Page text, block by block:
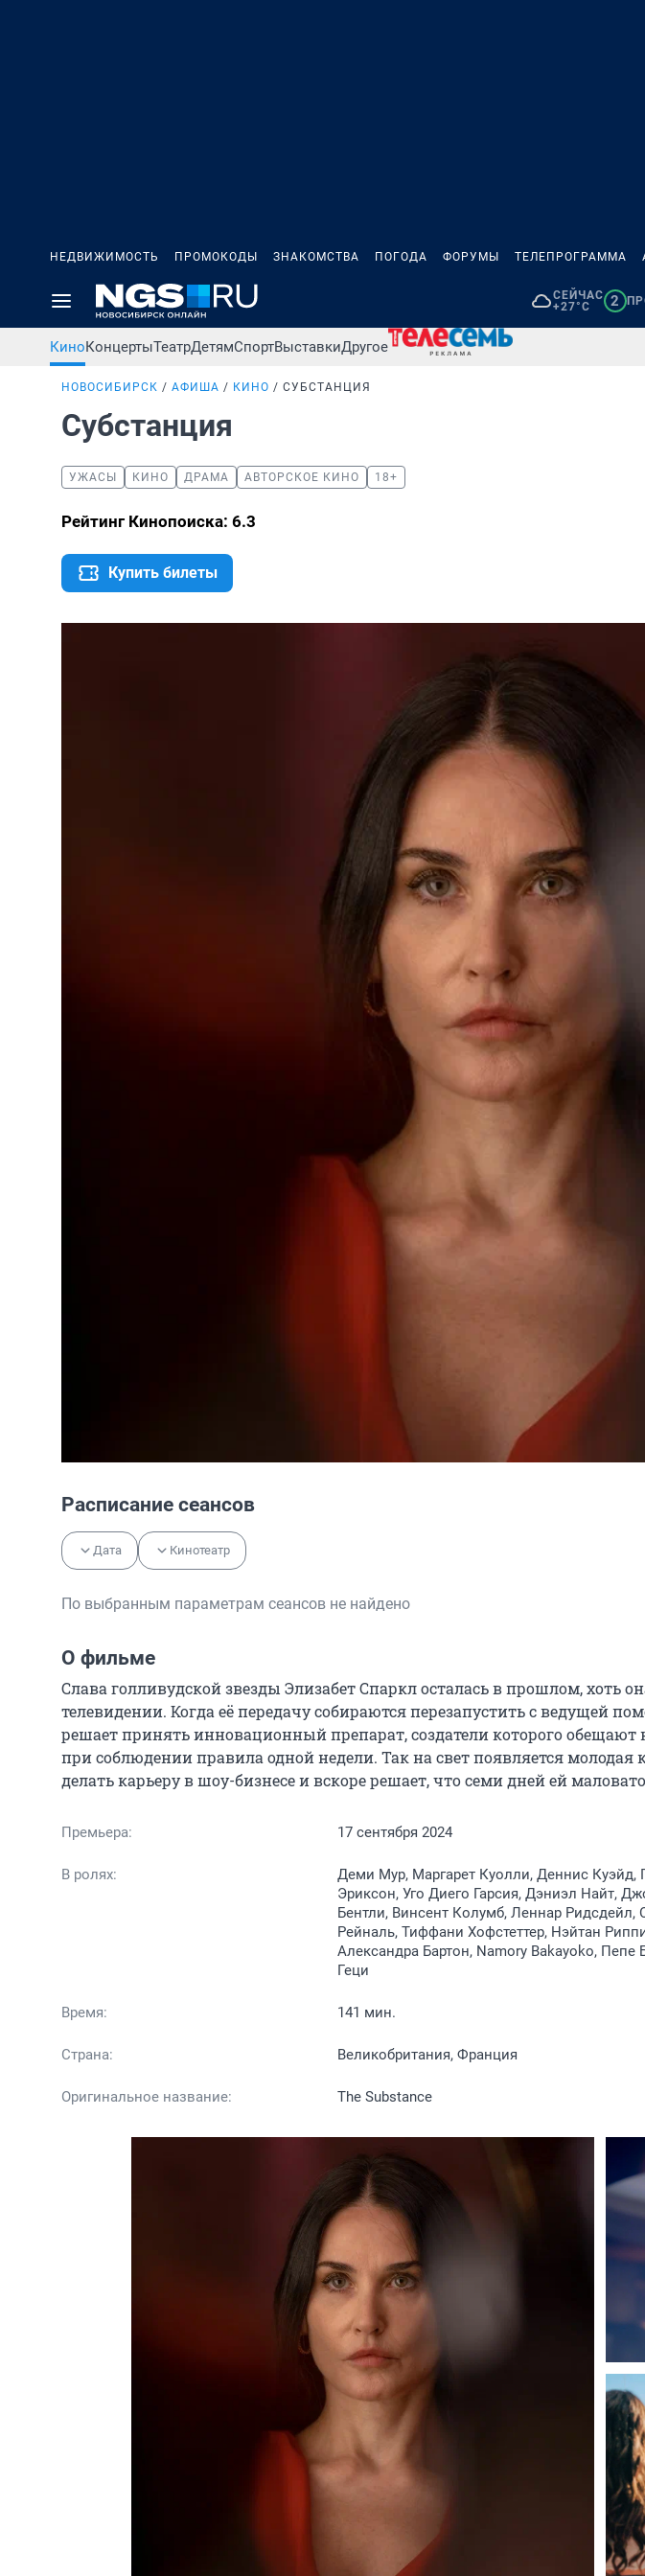
НЕДВИЖИМОСТЬ ПРОМОКОДЫ ЗНАКОМСТВА ПОГОДА ФОРУМЫ ТЕЛЕПРОГРАММА
СЕЙЧАС
+27°C
2
КиноКонцертыТеатрДетямСпортВыставкиДругое
НОВОСИБИРСК АФИША КИНО СУБСТАНЦИЯ
Субстанция
УЖАСЫ КИНО ДРАМА АВТОРСКОЕ КИНО 18+
Рейтинг Кинопоиска: 6.3
Купить билеты
Расписание сеансов
Дата Кинотеатр
По выбранным параметрам сеансов не найдено
О фильме
Слава голливудской звезды Элизабет Спаркл осталась в прошлом, хоть
телевидении. Когда её передачу собираются перезапустить с ведущей
решает принять инновационный препарат, создатели которого обещают
при соблюдении правила одной недели. Так на свет появляется
делать карьеру в шоу-бизнесе и вскоре решает, что семи дней ей
Премьера: 17 сентября 2024
В ролях:
Деми Мур, Маргарет Куолли, Деннис Куэйд,
Эриксон, Уго Диего Гарсия, Дэниэл Найт,
Бентли, Винсент Колумб, Леннар
Рейналь, Тиффани Хофстеттер, Нэйтан
Александра Бартон, Namory Bakayoko,
Геци
Время: 141 мин.
Страна: Великобритания, Франция
Оригинальное название: The Substance